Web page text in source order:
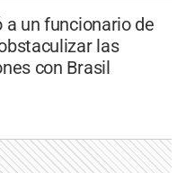
a un funcionario de
las
con Brasil